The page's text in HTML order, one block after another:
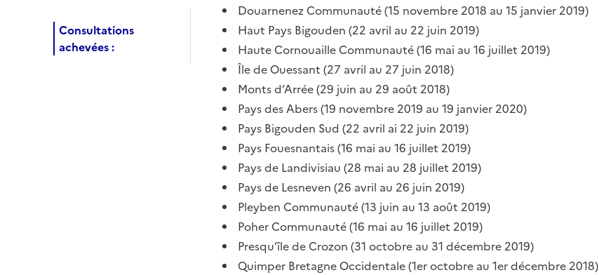
Consultations
achevées :
Douarnenez Communauté (15 novembre 2018 au 15 janvier 2019)
Haut Pays Bigouden (22 avril au 22 juin 2019)
Haute Cornouaille Communauté (16 mai au 16 juillet 2019)
Île de Ouessant (27 avril au 27 juin 2018)
Monts d’Arrée (29 juin au 29 août 2018)
Pays des Abers (19 novembre 2019 au 19 janvier 2020)
Pays Bigouden Sud (22 avril ai 22 juin 2019)
Pays Fouesnantais (16 mai au 16 juillet 2019)
Pays de Landivisiau (28 mai au 28 juillet 2019)
Pays de Lesneven (26 avril au 26 juin 2019)
Pleyben Communauté (13 juin au 13 août 2019)
Poher Communauté (16 mai au 16 juillet 2019)
Presqu’île de Crozon (31 octobre au 31 décembre 2019)
Quimper Bretagne Occidentale (1er octobre au 1er décembre 2018)